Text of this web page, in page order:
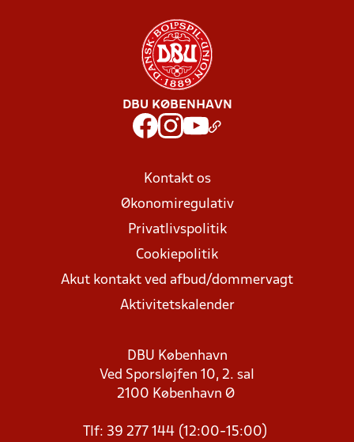
DBU KØBENHAVN
Kontakt os
Økonomiregulativ
Privatlivspolitik
Cookiepolitik
Akut kontakt ved afbud/dommervagt
Aktivitetskalender
DBU København
Ved Sporsløjfen 10, 2. sal
2100 København Ø
Tlf: 39 277 144 (12:00-15:00)